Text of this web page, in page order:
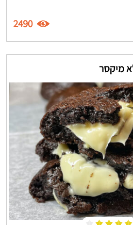
2490
מיקסר